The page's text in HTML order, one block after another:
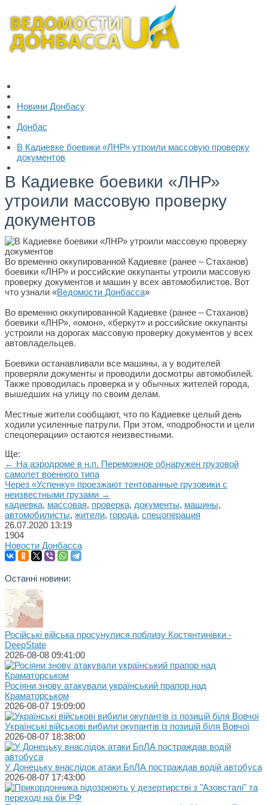
Новини Донбасу
Донбас
В Кадиевке боевики «ЛНР» утроили массовую проверку
документов
В Кадиевке боевики «ЛНР»
утроили массовую проверку
документов
Во временно оккупированной Кадиевке (ранее – Стаханов)
боевики «ЛНР» и российские оккупанты утроили массовую
проверку документов и машин у всех автомобилистов. Вот
что узнали «Ведомости Донбасса»
Во временно оккупированной Кадиевке (ранее – Стаханов)
боевики «ЛНР», «омон», «беркут» и российские оккупанты
устроили на дорогах массовую проверку документов у всех
автовладельцев.
Боевики останавливали все машины, а у водителей
проверяли документы и проводили досмотры автомобилей.
Также проводилась проверка и у обычных жителей города,
вышедших на улицу по своим делам.
Местные жители сообщают, что по Кадиевке целый день
ходили усиленные патрули. При этом, «подробности и цели
спецоперации» остаются неизвестными.
Ще:
← На аэродроме в н.п. Переможное обнаружен грузовой
самолет военного типа
Через «Успенку» проезжают тентованные грузовики с
неизвестными грузами →
кадиевка, массовая, проверка, документы, машины,
автомобилисты, жители, города, спецоперация
26.07.2020 13:19
1904
Новости Донбасса
Останні новини:
Російські війська просунулися поблизу Костянтинівки -
DeepState
2026-08-08 09:41:00
Росіяни знову атакували український прапор над
Краматорськом
2026-08-07 19:09:00
Українські військові вибили окупантів із позицій біля Вовчої
2026-08-07 18:38:00
У Донецьку внаслідок атаки БпЛА постраждав водій автобуса
2026-08-07 17:43:00